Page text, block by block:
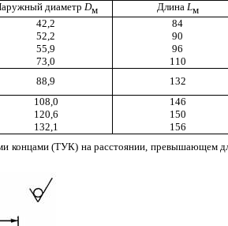
диаметр Dм Длина Lм
42,2 84
52,2 90
55,9 96
73,0 110
88,9 132
108,0 146
120,6 150
132,1 156
концами (ТУК) на расстоянии, превышающем